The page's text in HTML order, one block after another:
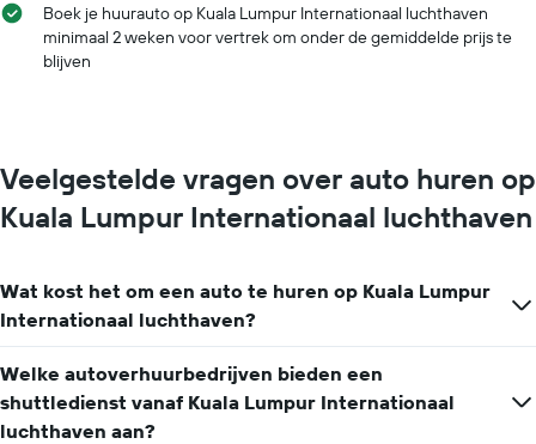
Boek je huurauto op Kuala Lumpur Internationaal luchthaven
minimaal 2 weken voor vertrek om onder de gemiddelde prijs te
blijven
Veelgestelde vragen over auto huren op
Kuala Lumpur Internationaal luchthaven
Wat kost het om een auto te huren op Kuala Lumpur
Internationaal luchthaven?
Welke autoverhuurbedrijven bieden een
shuttledienst vanaf Kuala Lumpur Internationaal
luchthaven aan?